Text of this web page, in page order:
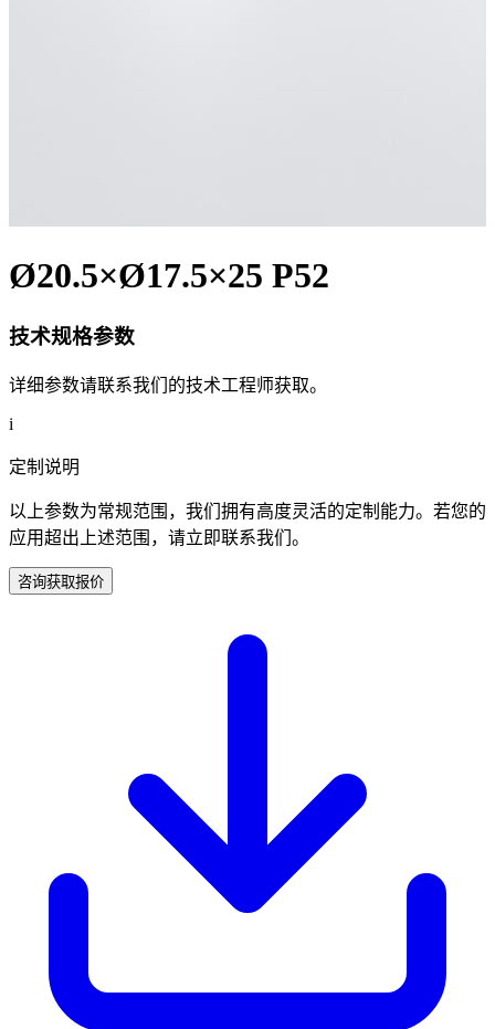
Ø20.5×Ø17.5×25 P52
技术规格参数
详细参数请联系我们的技术工程师获取。
i
定制说明
以上参数为常规范围，我们拥有高度灵活的定制能力。若您的
应用超出上述范围，请立即联系我们。
咨询获取报价